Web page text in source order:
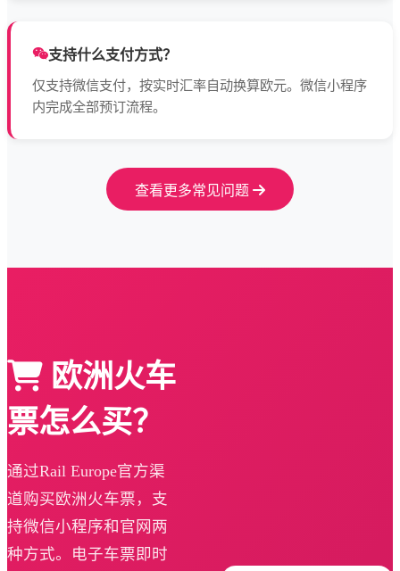
支持什么支付方式？
仅支持微信支付，按实时汇率自动换算欧元。微信小程序
内完成全部预订流程。
查看更多常见问题
欧洲火车
票怎么买？
通过Rail Europe官方渠
道购买欧洲火车票，支
持微信小程序和官网两
种方式。电子车票即时